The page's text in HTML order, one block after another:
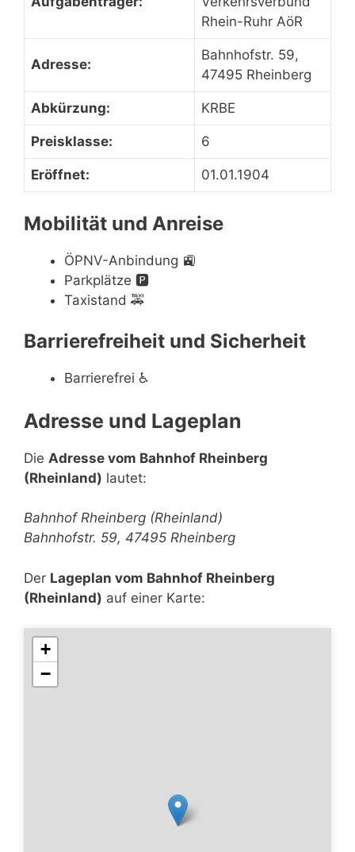
Rhein-Ruhr AöR
Adresse:
Bahnhofstr. 59,
47495 Rheinberg
Abkürzung: KRBE
Preisklasse: 6
Eröffnet: 01.01.1904
Mobilität und Anreise
ÖPNV-Anbindung 🚉
Parkplätze 🅿️
Taxistand 🚕
Barrierefreiheit und Sicherheit
Barrierefrei ♿
Adresse und Lageplan
Die Adresse vom Bahnhof Rheinberg
(Rheinland) lautet:
Bahnhof Rheinberg (Rheinland)
Bahnhofstr. 59, 47495 Rheinberg
Der Lageplan vom Bahnhof Rheinberg
(Rheinland) auf einer Karte:
+
−